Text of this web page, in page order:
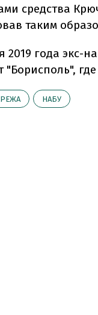
средства
таким
2019 года экс-
"Борисполь",
НАБУ